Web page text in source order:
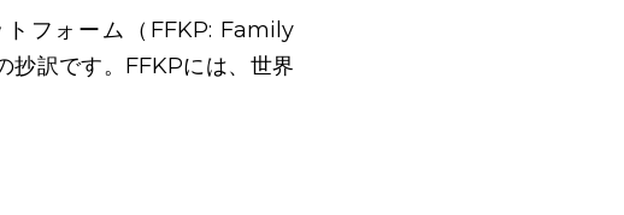
フォーム（FFKP: Family
訳です。FFKPには、世界